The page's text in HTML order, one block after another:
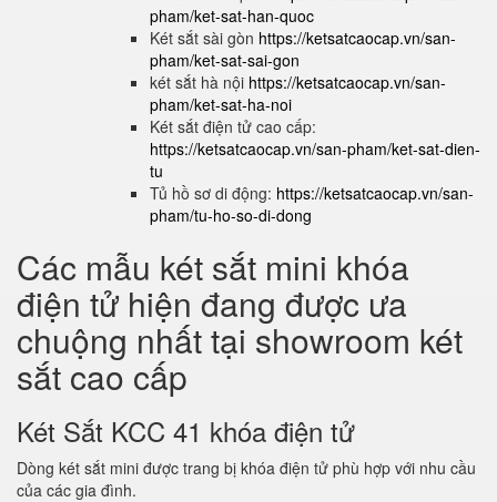
pham/ket-sat-han-quoc
Két sắt sài gòn https://ketsatcaocap.vn/san-
pham/ket-sat-sai-gon
két sắt hà nội https://ketsatcaocap.vn/san-
pham/ket-sat-ha-noi
Két sắt điện tử cao cấp:
https://ketsatcaocap.vn/san-pham/ket-sat-dien-
tu
Tủ hồ sơ di động: https://ketsatcaocap.vn/san-
pham/tu-ho-so-di-dong
Các mẫu két sắt mini khóa
điện tử hiện đang được ưa
chuộng nhất tại showroom két
sắt cao cấp
Két Sắt KCC 41 khóa điện tử
Dòng két sắt mini được trang bị khóa điện tử phù hợp với nhu cầu
của các gia đình.